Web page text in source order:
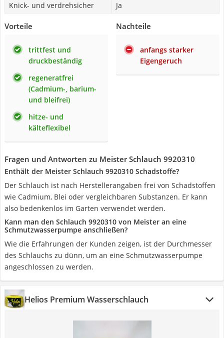
Knick- und verdrehsicher
Ja
Vorteile
trittfest und
druckbeständig
regeneratfrei
(Cadmium-, barium-
und bleifrei)
hitze- und
kälteflexibel
Nachteile
anfangs starker
Eigengeruch
Fragen und Antworten zu Meister Schlauch 9920310
Enthält der Meister Schlauch 9920310 Schadstoffe?
Der Schlauch ist nach Herstellerangaben frei von Schadstoffen
wie Cadmium, Blei oder vergleichbaren Substanzen. Er kann
also bedenkenlos im Garten verwendet werden.
Kann man den Schlauch 9920310 von Meister an eine
Schmutzwasserpumpe anschließen?
Wie die Erfahrungen der Kunden zeigen, ist der Durchmesser
des Schlauchs zu dünn, um an eine Schmutzwasserpumpe
angeschlossen zu werden.
Helios Premium Wasserschlauch